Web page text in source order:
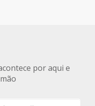
por aqui e